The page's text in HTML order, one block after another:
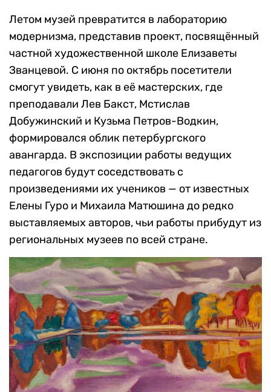
Летом музей превратится в лабораторию
модернизма, представив проект, посвящённый
частной художественной школе Елизаветы
Званцевой. С июня по октябрь посетители
смогут увидеть, как в её мастерских, где
преподавали Лев Бакст, Мстислав
Добужинский и Кузьма Петров-Водкин,
формировался облик петербургского
авангарда. В экспозиции работы ведущих
педагогов будут соседствовать с
произведениями их учеников — от известных
Елены Гуро и Михаила Матюшина до редко
выставляемых авторов, чьи работы прибудут из
региональных музеев по всей стране.